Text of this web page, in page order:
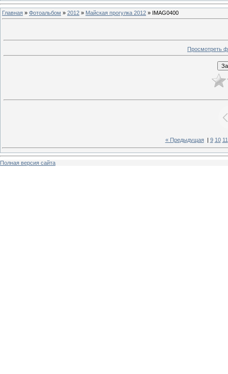
Главная » Фотоальбом » 2012 » Майская прогулка 2012 » IMAG0400
Просмотреть
« Предыдущая| 9 10 11
Полная версия сайта